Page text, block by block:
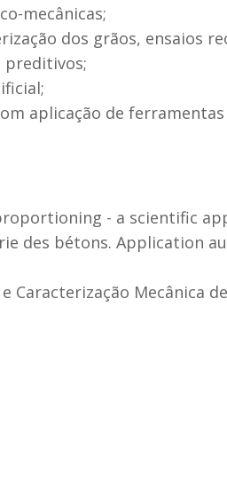
mecânicas;
dos grãos, ensaios
preditivos;
aplicação de
- a scientific
des bétons. Application
Caracterização Mecânica